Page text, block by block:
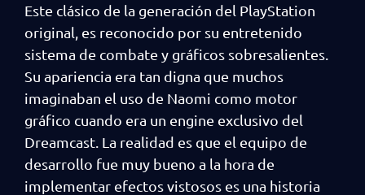
Este clásico de la generación del PlayStation
original, es reconocido por su entretenido
sistema de combate y gráficos sobresalientes.
Su apariencia era tan digna que muchos
imaginaban el uso de Naomi como motor
gráfico cuando era un engine exclusivo del
Dreamcast. La realidad es que el equipo de
desarrollo fue muy bueno a la hora de
implementar efectos vistosos es una historia